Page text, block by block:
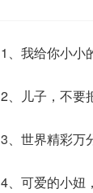
1、我给你小小
2、儿子，不要
3、世界精彩万
4、可爱的小妞